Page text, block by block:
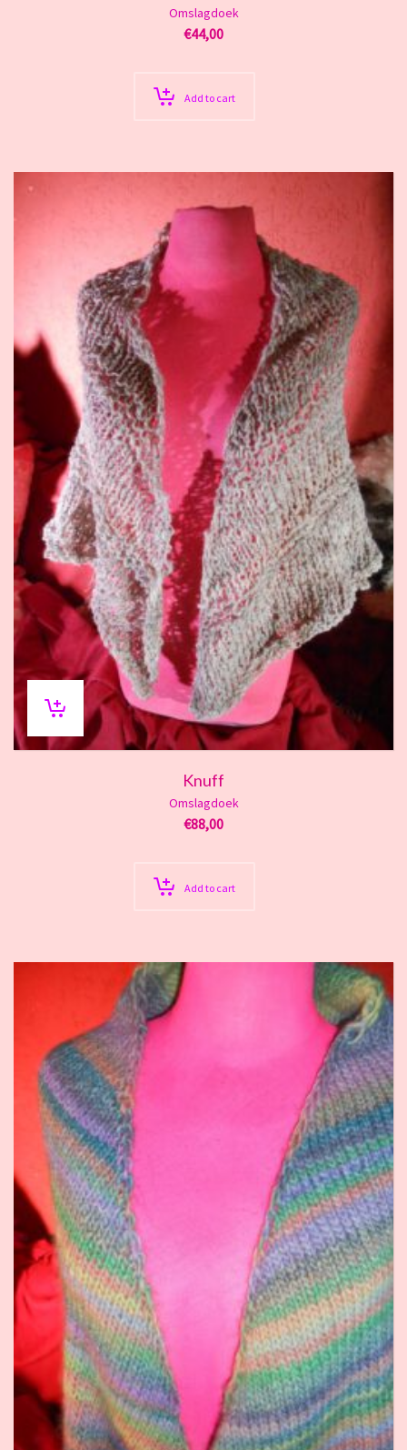
Omslagdoek
€44,00
Add to cart
Knuff
Omslagdoek
€88,00
Add to cart